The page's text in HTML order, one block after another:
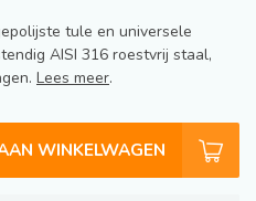
tule en universele
AISI 316 roestvrij staal,
Lees meer.
WINKELWAGEN